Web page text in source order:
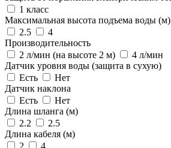
1 класс
Максимальная высота подъема воды (м)
2.5
4
Производительность
2 л/мин (на высоте 2 м)
4 л/мин
Датчик уровня воды (защита в сухую)
Есть
Нет
Датчик наклона
Есть
Нет
Длина шланга (м)
2.2
2.5
Длина кабеля (м)
2
4